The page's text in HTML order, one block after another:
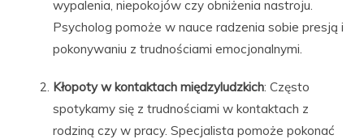
wypalenia, niepokojów czy obniżenia nastroju.
Psycholog pomoże w nauce radzenia sobie presją i
pokonywaniu z trudnościami emocjonalnymi.
Kłopoty w kontaktach międzyludzkich: Często
spotykamy się z trudnościami w kontaktach z
rodziną czy w pracy. Specjalista pomoże pokonać